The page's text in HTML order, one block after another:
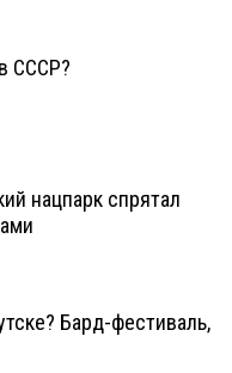
СССР?
нацпарк спрятал
Бард-фестиваль,